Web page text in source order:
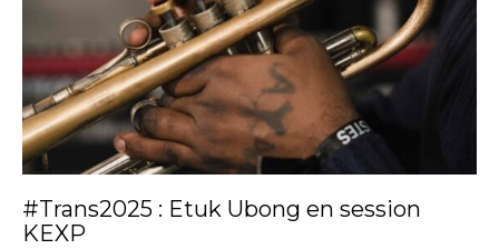
#Trans2025 : Etuk Ubong en session
KEXP